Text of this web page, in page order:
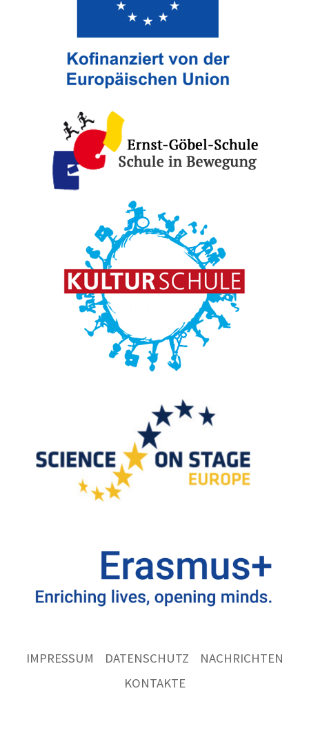
IMPRESSUM DATENSCHUTZ
NACHRICHTEN
KONTAKTE